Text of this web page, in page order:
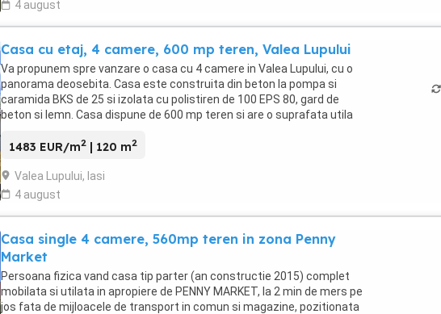
4 august
Casa cu etaj, 4 camere, 600 mp teren, Valea Lupului
Va propunem spre vanzare o casa cu 4 camere in Valea Lupului, cu o
panorama deosebita. Casa este construita din beton la pompa si
caramida BKS de 25 si izolata cu polistiren de 100 EPS 80, gard de
beton si lemn. Casa dispune de 600 mp teren si are o suprafata utila
1483 EUR/m2 | 120 m2
Valea Lupului, Iasi
4 august
Casa single 4 camere, 560mp teren in zona Penny
Market
Persoana fizica vand casa tip parter (an constructie 2015) complet
mobilata si utilata in apropiere de PENNY MARKET, la 2 min de mers pe
jos fata de mijloacele de transport in comun si magazine, pozitionata